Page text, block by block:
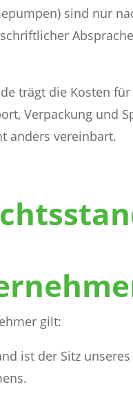
sind nur
Absprache
trägt die Kosten für
Verpackung und
anders vereinbart.
gilt:
ist der Sitz unseres